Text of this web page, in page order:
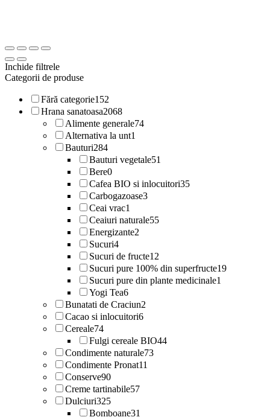
Inchide filtrele
Categorii de produse
Fără categorie152
Hrana sanatoasa2068
Alimente generale74
Alternativa la unt1
Bauturi284
Bauturi vegetale51
Bere0
Cafea BIO si inlocuitori35
Carbogazoase3
Ceai vrac1
Ceaiuri naturale55
Energizante2
Sucuri4
Sucuri de fructe12
Sucuri pure 100% din superfructe19
Sucuri pure din plante medicinale1
Yogi Tea6
Bunatati de Craciun2
Cacao si inlocuitori6
Cereale74
Fulgi cereale BIO44
Condimente naturale73
Condimente Pronat11
Conserve90
Creme tartinabile57
Dulciuri325
Bomboane31